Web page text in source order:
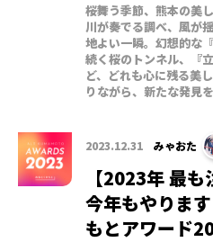
桜舞う季節、熊本の美
川が奏でる調べ、風が
地よい一瞬。幻想的な
続く桜のトンネル、『
ど、どれも心に残る美
りながら、新たな発見
2023.12.31 みゃおた
【2023年 最
今年もやりま
もとアワード